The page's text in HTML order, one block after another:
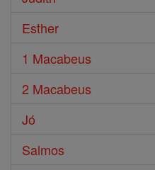
Esther
1 Macabeus
2 Macabeus
Jó
Salmos